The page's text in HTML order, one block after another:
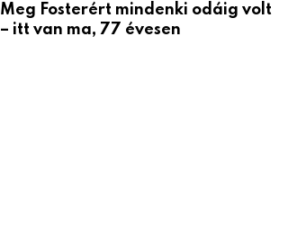
Meg Fosterért mindenki odáig volt
– itt van ma, 77 évesen